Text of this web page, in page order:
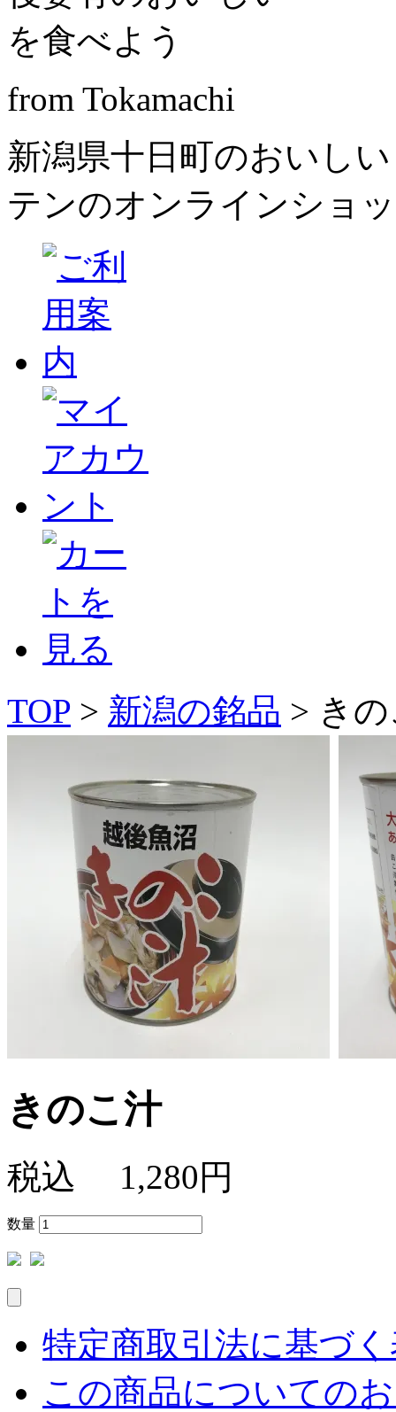
from Tokamachi
新潟県十日町のおいし
テンのオンラインショ
TOP > 新潟の銘品 > き
きのこ汁
税込 1,280円
数量
特定商取引法に基づ
この商品についての